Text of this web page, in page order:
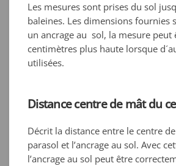
Les mesures sont prises du sol
baleines. Les dimensions fournies
un ancrage au sol, la mesure peut
centimètres plus haute lorsque
utilisées.
Distance centre de mât du
Décrit la distance entre le centre
parasol et l’ancrage au sol. Avec
l’ancrage au sol peut être